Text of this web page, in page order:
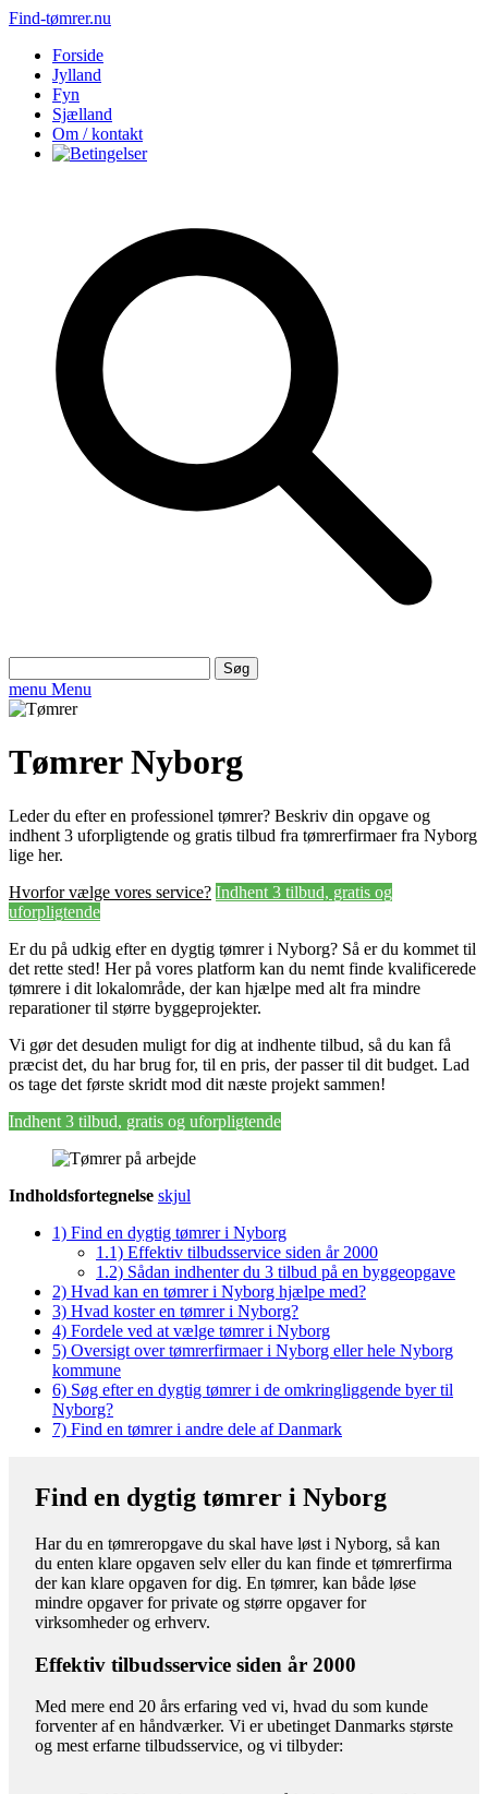
Find-tømrer.nu
Forside
Jylland
Fyn
Sjælland
Om / kontakt
efter:
menu Menu
Tømrer Nyborg
Leder du efter en professionel tømrer? Beskriv din opgave og
indhent 3 uforpligtende og gratis tilbud fra tømrerfirmaer fra Nyborg
lige her.
Hvorfor vælge vores service? Indhent 3 tilbud, gratis og
uforpligtende
Er du på udkig efter en dygtig tømrer i Nyborg? Så er du kommet til
det rette sted! Her på vores platform kan du nemt finde kvalificerede
tømrere i dit lokalområde, der kan hjælpe med alt fra mindre
reparationer til større byggeprojekter.
Vi gør det desuden muligt for dig at indhente tilbud, så du kan få
præcist det, du har brug for, til en pris, der passer til dit budget. Lad
os tage det første skridt mod dit næste projekt sammen!
Indhent 3 tilbud, gratis og uforpligtende
Indholdsfortegnelse skjul
1) Find en dygtig tømrer i Nyborg
1.1) Effektiv tilbudsservice siden år 2000
1.2) Sådan indhenter du 3 tilbud på en byggeopgave
2) Hvad kan en tømrer i Nyborg hjælpe med?
3) Hvad koster en tømrer i Nyborg?
4) Fordele ved at vælge tømrer i Nyborg
5) Oversigt over tømrerfirmaer i Nyborg eller hele Nyborg
kommune
6) Søg efter en dygtig tømrer i de omkringliggende byer til
Nyborg?
7) Find en tømrer i andre dele af Danmark
Find en dygtig tømrer i Nyborg
Har du en tømreropgave du skal have løst i Nyborg, så kan
du enten klare opgaven selv eller du kan finde et tømrerfirma
der kan klare opgaven for dig. En tømrer, kan både løse
mindre opgaver for private og større opgaver for
virksomheder og erhverv.
Effektiv tilbudsservice siden år 2000
Med mere end 20 års erfaring ved vi, hvad du som kunde
forventer af en håndværker. Vi er ubetinget Danmarks største
og mest erfarne tilbudsservice, og vi tilbyder: